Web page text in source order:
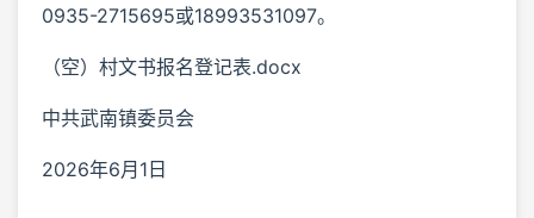
0935-2715695或18993531097。
（空）村文书报名登记表.docx
中共武南镇委员会
2026年6月1日